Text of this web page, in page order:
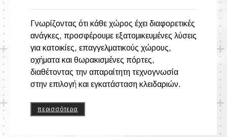
Γνωρίζοντας ότι κάθε χώρος έχει διαφορετικές
ανάγκες, προσφέρουμε εξατομικευμένες λύσεις
για κατοικίες, επαγγελματικούς χώρους,
οχήματα και θωρακισμένες πόρτες,
διαθέτοντας την απαραίτητη τεχνογνωσία
στην επιλογή και εγκατάσταση κλειδαριών.
περισσότερα